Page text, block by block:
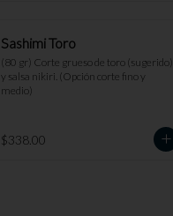
Sashimi Toro
(80 gr) Corte grueso de toro (sugerido)
y salsa nikiri. (Opción corte fino y
medio)
$338.00